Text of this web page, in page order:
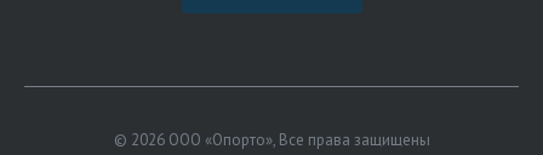
© 2026 ООО «Опорто», Все права защищены